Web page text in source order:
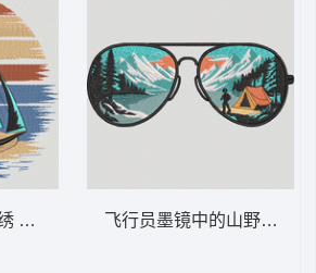
帆船日落——航海景观-DS
飞行员墨镜中的山野露营